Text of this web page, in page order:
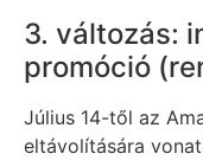
3. változás:
promóció
Július 14-től az
eltávolítására